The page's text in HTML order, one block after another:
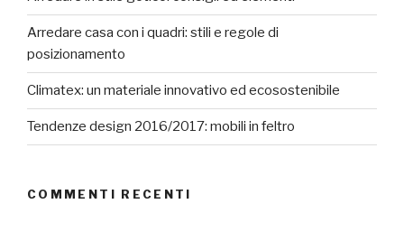
Arredare casa con i quadri: stili e regole di
posizionamento
Climatex: un materiale innovativo ed ecosostenibile
Tendenze design 2016/2017: mobili in feltro
COMMENTI RECENTI